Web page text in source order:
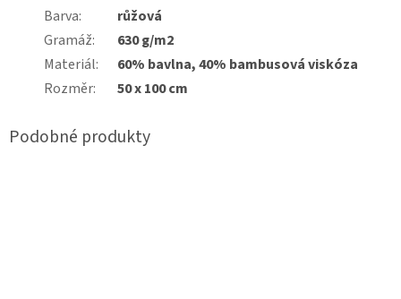
Barva:
růžová
Gramáž:
630 g/m2
Materiál:
60% bavlna, 40% bambusová viskóza
Rozměr: 50 x 100 cm